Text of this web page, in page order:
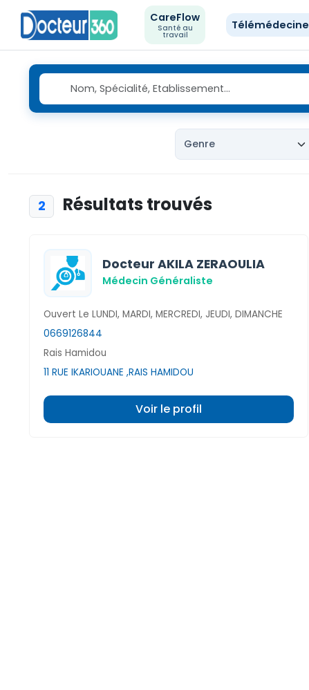
CareFlow
Santé au
travail
Télémédecine
2 Résultats trouvés
Docteur AKILA ZERAOULIA
Médecin Généraliste
Ouvert Le LUNDI, MARDI, MERCREDI, JEUDI, DIMANCHE
0669126844
Rais Hamidou
11 RUE IKARIOUANE ,RAIS HAMIDOU
Voir le profil